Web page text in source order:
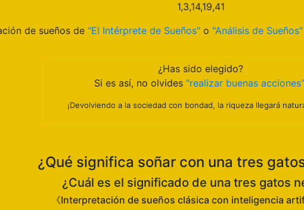
1,3,14,19,41
de sueños de "El Intérprete de Sueños" o "Análisis de Sueños"
¿Has sido elegido?
Si es así, no olvides "realizar buenas acciones"
¡Devolviendo a la sociedad con bondad, la riqueza llegará
¿Qué significa soñar con una tres
¿Cuál es el significado de una tres gatos
《Interpretación de sueños clásica con inteligencia